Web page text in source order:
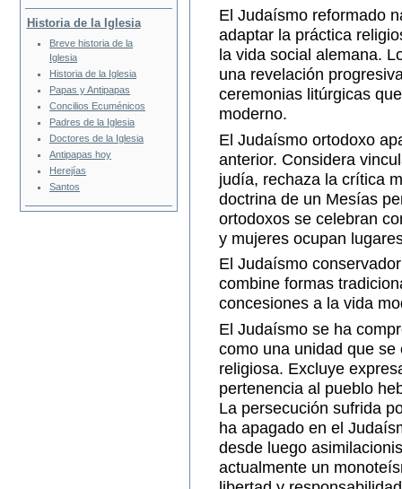
El Judaísmo reformado
adaptar la práctica
la vida social alemana.
una revelación
ceremonias litúrgicas
moderno.
El Judaísmo ortodoxo
anterior. Considera
judía, rechaza la crítica
doctrina de un Mesías
ortodoxos se celebran
y mujeres ocupan
El Judaísmo
combine formas
concesiones a la vida
El Judaísmo se ha
como una unidad que
religiosa. Excluye
pertenencia al pueblo
La persecución sufrida
ha apagado en el
desde luego
actualmente un
Historia de la Iglesia
Breve historia de la
Iglesia
Historia de la Iglesia
Papas y Antipapas
Concilios Ecuménicos
Padres de la Iglesia
Doctores de la Iglesia
Antipapas hoy
Herejías
Santos